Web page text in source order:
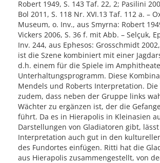
Robert 1949, S. 143 Taf. 22, 2; Pasilini
Bol 2011, S. 118 Nr. XVI.13 Taf. 112 a. –
Museum, o. Inv., aus Smyrna: Robert
Vickers 2006, S. 36 f. mit Abb. – Selçuk,
Inv. 244, aus Ephesos: Grosschmidt
ist die Szene kombiniert mit einer
d.h. einem für die Spiele im
Unterhaltungsprogramm. Diese
Mendels und Roberts Interpretation. Die
zudem, dass neben der Gruppe links
Wächter zu ergänzen ist, der die
führt. Da es in Hierapolis in Kleinasien
Darstellungen von Gladiatoren gibt,
Interpretation auch gut in den
des Fundortes einfügen. Ritti hat die
aus Hierapolis zusammengestellt, von